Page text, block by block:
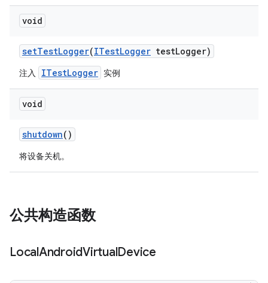
void
setTestLogger(ITestLogger testLogger)
注入 ITestLogger 实例
void
shutdown()
将设备关机。
公共构造函数
LocalAndroidVirtualDevice